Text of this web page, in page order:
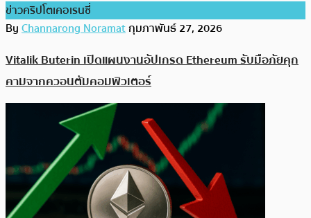
ข่าวคริปโตเคอเรนซี่
ByChannarong Noramatกุมภาพันธ์ 27, 2026
Vitalik Buterin เปิดแผนงานอัปเกรด Ethereum รับมือภัยคุก
คามจากควอนตัมคอมพิวเตอร์